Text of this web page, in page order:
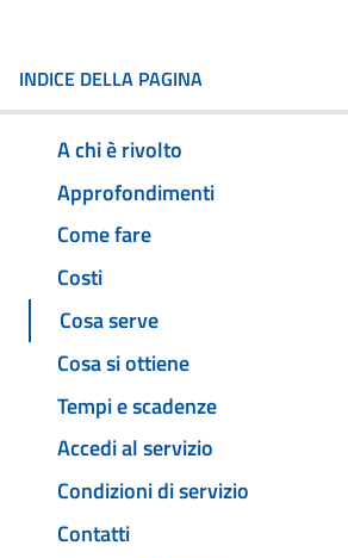
INDICE DELLA PAGINA
A chi è rivolto
Approfondimenti
Come fare
Costi
Cosa serve
Cosa si ottiene
Tempi e scadenze
Accedi al servizio
Condizioni di servizio
Contatti